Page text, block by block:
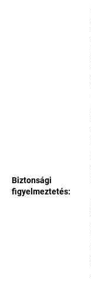
Biztonsági
figyelmeztetés: